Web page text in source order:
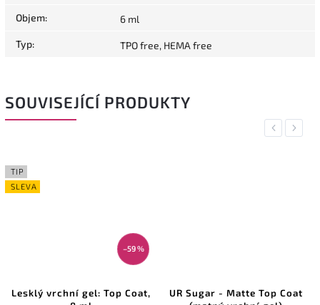
Objem: 6 ml
Typ: TPO free, HEMA free
SOUVISEJÍCÍ PRODUKTY
Previous
TIP
SLEVA
–59 %
Lesklý vrchní gel: Top Coat,
UR Sugar - Matte Top Coat
Next